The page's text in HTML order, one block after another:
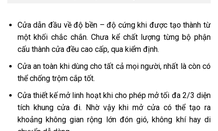
Cửa dẫn đầu về độ bền – độ cứng khi được tạo thành từ
một khối chắc chắn. Chưa kể chất lượng từng bộ phận
cấu thành cửa đều cao cấp, qua kiểm định.
Cửa an toàn khi dùng cho tất cả mọi người, nhất là còn có
thể chống trộm cắp tốt.
Cửa thiết kế mở linh hoạt khi cho phép mở tối đa 2/3 diện
tích khung cửa đi. Nhờ vậy khi mở cửa có thể tạo ra
khoảng không gian rộng lớn đón gió, không khí hay di